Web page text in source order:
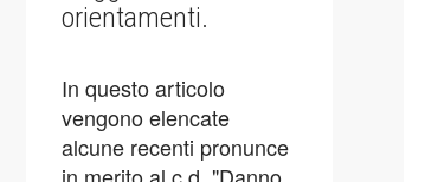
orientamenti.
In questo articolo
vengono elencate
alcune recenti pronunce